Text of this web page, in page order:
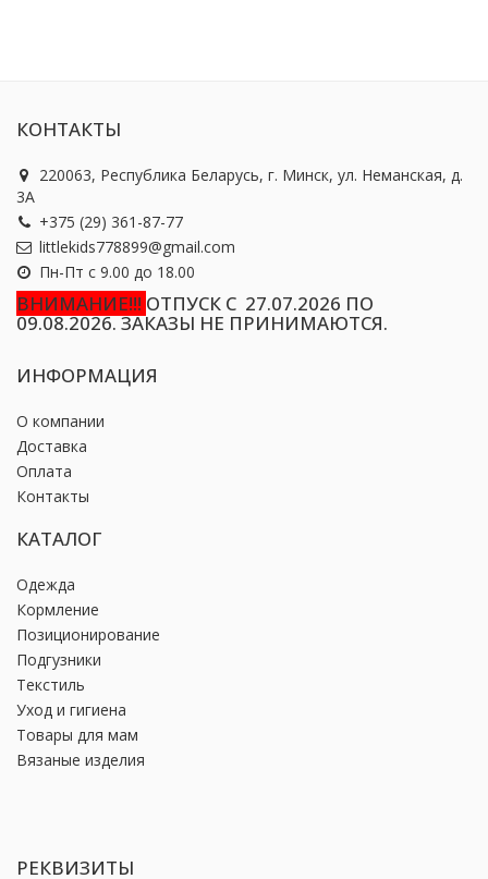
КОНТАКТЫ
220063, Республика Беларусь, г. Минск, ул. Неманская, д.
3А
+375 (29) 361-87-77
littlekids778899@gmail.com
Пн-Пт с 9.00 до 18.00
ВНИМАНИЕ!!! ОТПУСК С 27.07.2026 ПО
09.08.2026. ЗАКАЗЫ НЕ ПРИНИМАЮТСЯ.
ИНФОРМАЦИЯ
О компании
Доставка
Оплата
Контакты
КАТАЛОГ
Одежда
Кормление
Позиционирование
Подгузники
Текстиль
Уход и гигиена
Товары для мам
Вязаные изделия
РЕКВИЗИТЫ